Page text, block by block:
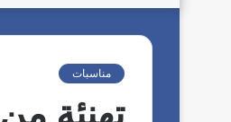
مناسبات
تهنئة